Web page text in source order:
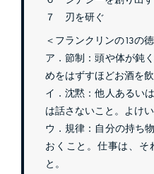
７ 刃を研ぐ
＜フランクリンの13の
ア．節制：頭や体が鈍
めをはずすほどお酒を飲
イ．沈黙：他人あるい
は話さないこと。よけ
ウ．規律：自分の持ち
おくこと。仕事は、そ
と。